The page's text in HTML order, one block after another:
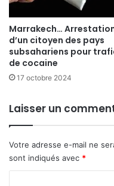
Marrakech…
d’un citoyen des pays
subsahariens pour
de cocaine
17 octobre 2024
Laisser un
Votre adresse e-mail ne
sont indiqués avec *